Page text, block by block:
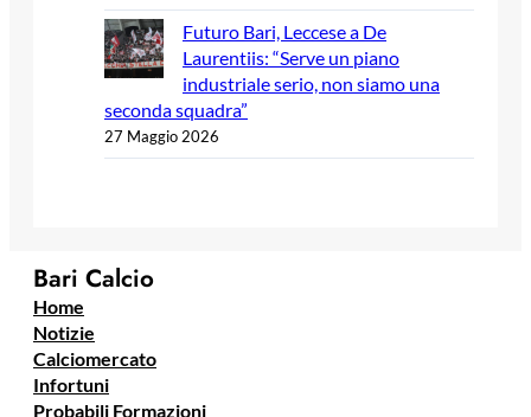
Futuro Bari, Leccese a De
Laurentiis: “Serve un piano
industriale serio, non siamo una
seconda squadra”
27 Maggio 2026
Bari Calcio
Home
Notizie
Calciomercato
Infortuni
Probabili Formazioni